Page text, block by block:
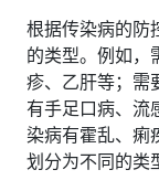
根据传染病的防
的类型。例如，
疹、乙肝等；需
有手足口病、流
染病有霍乱、痢
划分为不同的类